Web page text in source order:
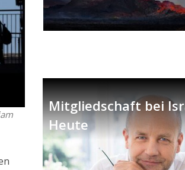
Mitgliedschaft bei
Heute